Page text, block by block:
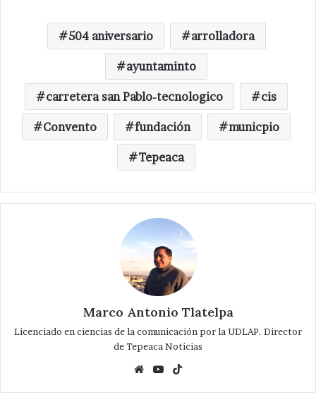
504 aniversario arrolladora
ayuntaminto
carretera san Pablo-tecnologico cis
Convento fundación municpio
Tepeaca
Marco Antonio Tlatelpa
Licenciado en ciencias de la comunicación por la UDLAP. Director
de Tepeaca Noticias
WebsiteYouTube